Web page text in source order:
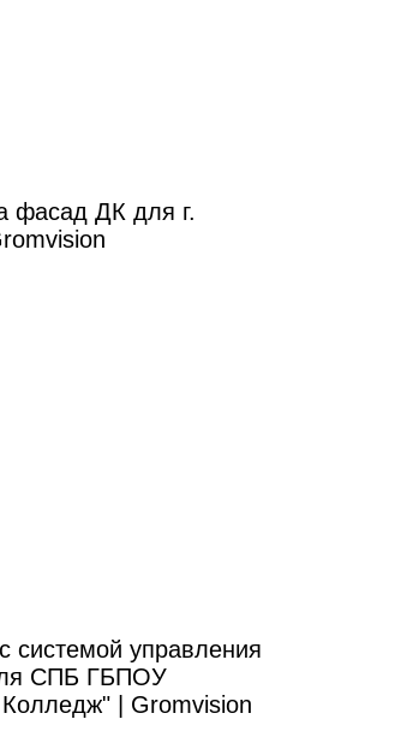
фасад ДК для г.
системой управления
СПБ ГБПОУ
| Gromvision